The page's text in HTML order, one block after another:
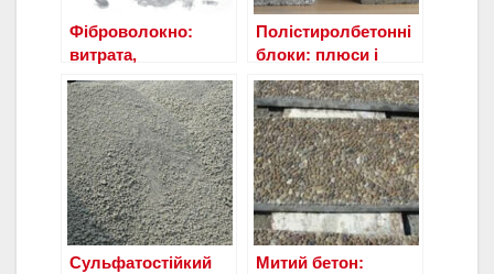
Фіброволокно:
витрата,
рекомендації
застосування
Полістиролбетонні
блоки: плюси і
мінуси
Сульфатостійкий
Митий бетон: